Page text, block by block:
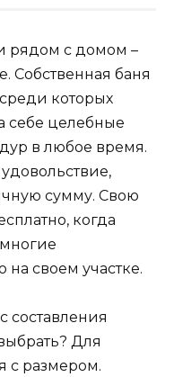
рядом с домом –
Собственная баня
которых
себе целебные
в любое время.
сумму. Свою
когда
своем участке.
составления
Для
с размером.